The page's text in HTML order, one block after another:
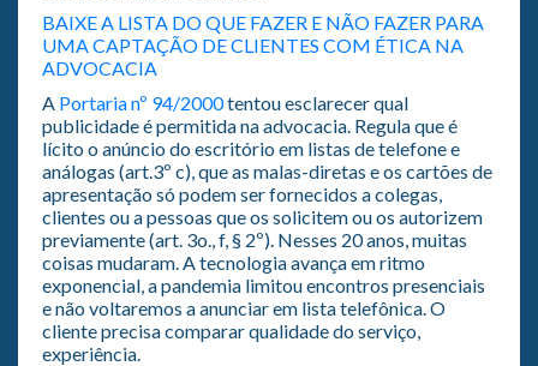
BAIXE A LISTA DO QUE FAZER E NÃO FAZER PARA
UMA CAPTAÇÃO DE CLIENTES COM ÉTICA NA
ADVOCACIA
A Portaria nº 94/2000tentou esclarecer qual
publicidade é permitida na advocacia. Regula que é
lícito o anúncio do escritório em listas de telefone e
análogas (art.3º c), que as malas-diretas e os cartões de
apresentação só podem ser fornecidos a colegas,
clientes ou a pessoas que os solicitem ou os autorizem
previamente (art. 3o., f, § 2º). Nesses 20 anos, muitas
coisas mudaram. A tecnologia avança em ritmo
exponencial, a pandemia limitou encontros presenciais
e não voltaremos a anunciar em lista telefônica. O
cliente precisa comparar qualidade do serviço,
experiência.